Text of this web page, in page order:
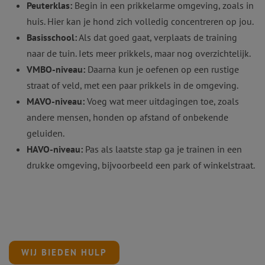
Peuterklas: Begin in een prikkelarme omgeving, zoals in
huis. Hier kan je hond zich volledig concentreren op jou.
Basisschool:Als dat goed gaat, verplaats de training
naar de tuin. Iets meer prikkels, maar nog overzichtelijk.
VMBO-niveau: Daarna kun je oefenen op een rustige
straat of veld, met een paar prikkels in de omgeving.
MAVO-niveau: Voeg wat meer uitdagingen toe, zoals
andere mensen, honden op afstand of onbekende
geluiden.
HAVO-niveau: Pas als laatste stap ga je trainen in een
drukke omgeving, bijvoorbeeld een park of winkelstraat.
WIJ BIEDEN HULP